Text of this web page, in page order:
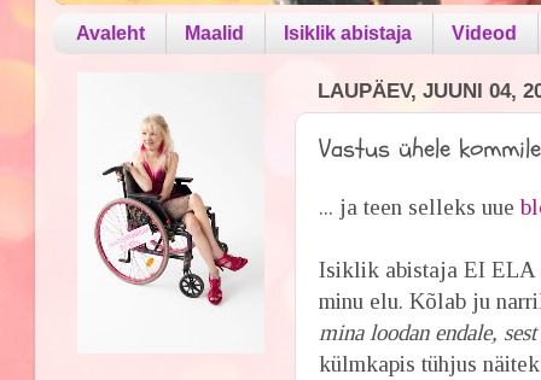
Avaleht Maalid Isiklik abistaja Videod
LAUPÄEV, JUUNI 04,
Vastus ühele
... ja teen selleks uue
Isiklik abistaja EI ELA
minu elu. Kõlab ju
mina loodan endale,
külmkapis tühjus